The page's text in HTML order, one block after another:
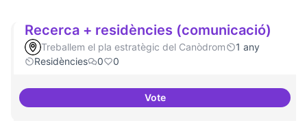
Recerca + residències (comunicació)
Treballem el pla estratègic del Canòdrom
1 any
Residències
0 0
VoteRecerca + residències